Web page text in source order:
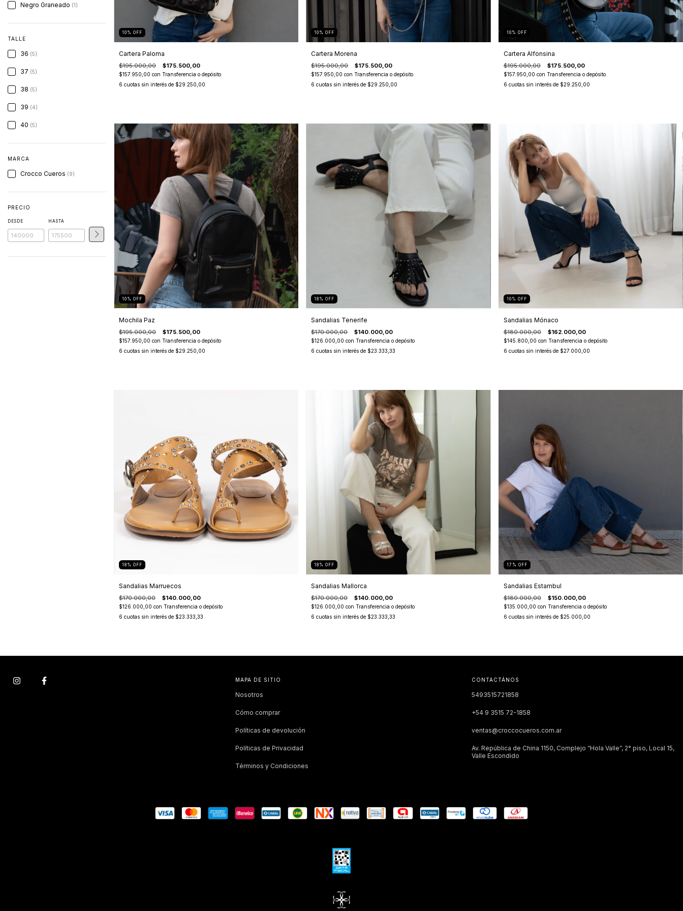
Negro Graneado (1)
TALLE
36 (5)
37 (5)
38 (5)
39 (4)
40 (5)
MARCA
Crocco Cueros (9)
PRECIO
DESDE HASTA
10 % OFF
Cartera Paloma
$195.000,00 $175.500,00
$157.950,00 con Transferencia o depósito
6 cuotas sin interés de $29.250,00
10 %OFF
Cartera Morena
$195.000,00 $175.500,00
$157.950,00con Transferencia o depósito
6 cuotas sin interés de $29.250,00
10 % OFF
Cartera Alfonsina
$195.000,00 $175.500,00
$157.950,00 con Transferencia o depósito
6 cuotas sin interés de $29.250,00
10 % OFF
Mochila Paz
$195.000,00 $175.500,00
$157.950,00 con Transferencia o depósito
6 cuotas sin interés de $29.250,00
18 %OFF
Sandalias Tenerife
$170.000,00 $140.000,00
$126.000,00con Transferencia o depósito
6 cuotas sin interés de $23.333,33
10 % OFF
Sandalias Mónaco
$180.000,00 $162.000,00
$145.800,00 con Transferencia o depósito
6 cuotas sin interés de $27.000,00
18 % OFF
Sandalias Marruecos
$170.000,00 $140.000,00
$126.000,00 con Transferencia o depósito
6 cuotas sin interés de $23.333,33
18 %OFF
Sandalias Mallorca
$170.000,00 $140.000,00
$126.000,00con Transferencia o depósito
6 cuotas sin interés de $23.333,33
17 % OFF
Sandalias Estambul
$180.000,00 $150.000,00
$135.000,00 con Transferencia o depósito
6 cuotas sin interés de $25.000,00
MAPA DE SITIO
Nosotros
Cómo comprar
Políticas de devolución
Políticas de Privacidad
Términos y Condiciones
CONTACTÁNOS
5493515721858
+54 9 3515 72-1858
ventas@croccocueros.com.ar
Av. República de China 1150, Complejo “Hola Valle”, 2° piso, Local 15,
Valle Escondido